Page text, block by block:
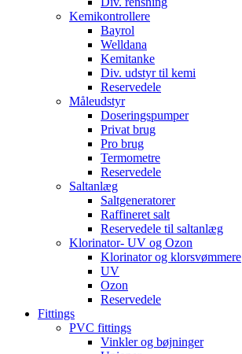
Kemikontrollere
Bayrol
Welldana
Kemitanke
Div. udstyr til kemi
Reservedele
Måleudstyr
Doseringspumper
Privat brug
Pro brug
Termometre
Reservedele
Saltanlæg
Saltgeneratorer
Raffineret salt
Reservedele til saltanlæg
Klorinator- UV og Ozon
Klorinator og klorsvømmere
UV
Ozon
Reservedele
Fittings
PVC fittings
Vinkler og bøjninger